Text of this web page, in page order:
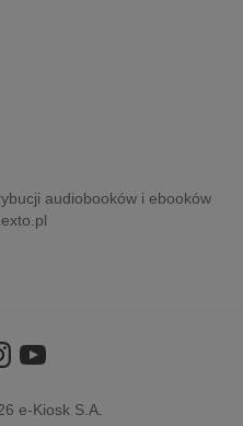
audiobooków i ebooków
e-Kiosk S.A.